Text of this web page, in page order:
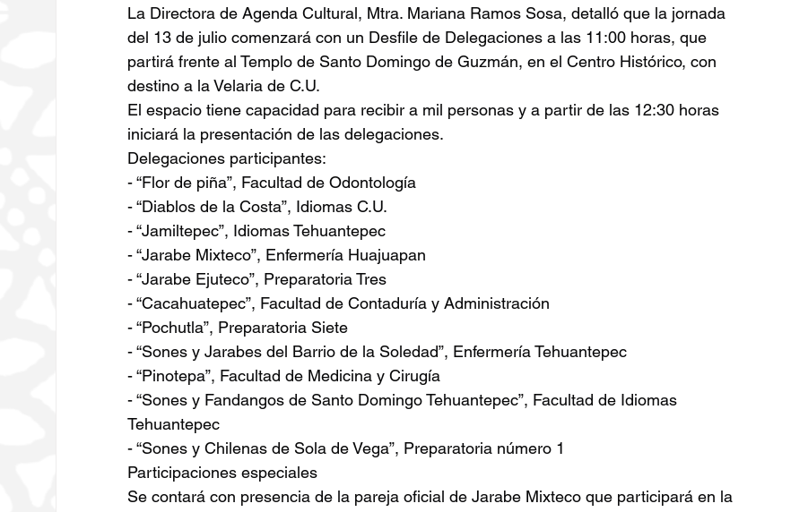
La Directora de Agenda Cultural, Mtra. Mariana Ramos Sosa, detalló que la jornada
del 13 de julio comenzará con un Desfile de Delegaciones a las 11:00 horas, que
partirá frente al Templo de Santo Domingo de Guzmán, en el Centro Histórico, con
destino a la Velaria de C.U.
El espacio tiene capacidad para recibir a mil personas y a partir de las 12:30 horas
iniciará la presentación de las delegaciones.
Delegaciones participantes:
- “Flor de piña”, Facultad de Odontología
- “Diablos de la Costa”, Idiomas C.U.
- “Jamiltepec”, Idiomas Tehuantepec
- “Jarabe Mixteco”, Enfermería Huajuapan
- “Jarabe Ejuteco”, Preparatoria Tres
- “Cacahuatepec”, Facultad de Contaduría y Administración
- “Pochutla”, Preparatoria Siete
- “Sones y Jarabes del Barrio de la Soledad”, Enfermería Tehuantepec
- “Pinotepa”, Facultad de Medicina y Cirugía
- “Sones y Fandangos de Santo Domingo Tehuantepec”, Facultad de Idiomas
Tehuantepec
- “Sones y Chilenas de Sola de Vega”, Preparatoria número 1
Participaciones especiales
Se contará con presencia de la pareja oficial de Jarabe Mixteco que participará en la